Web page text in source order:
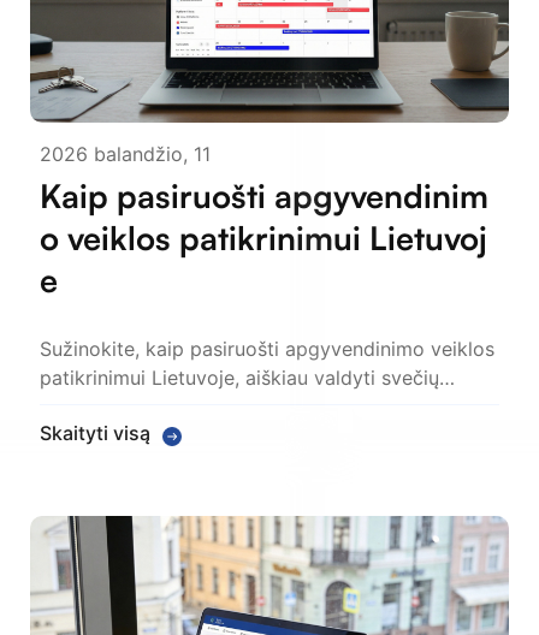
2026 balandžio, 11
Kaip pasiruošti apgyvendinim
o veiklos patikrinimui Lietuvoj
e
Sužinokite, kaip pasiruošti apgyvendinimo veiklos
patikrinimui Lietuvoje, aiškiau valdyti svečių…
Skaityti visą